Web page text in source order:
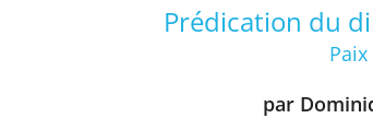
Prédication du
par